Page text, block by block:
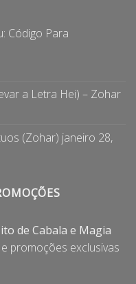
Código Para
a Letra Hei) – Zohar
(Zohar) janeiro 28,
de Cabala e Magia
promoções exclusivas